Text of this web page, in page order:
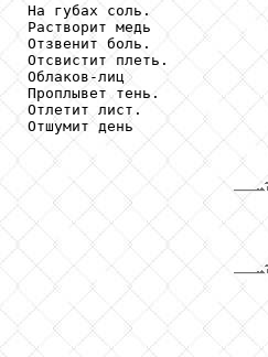
На губах соль.
Растворит медь
Отзвенит боль.
Отсвистит плеть.
Облаков-лиц
Проплывет тень.
Отлетит лист.
Отшумит день